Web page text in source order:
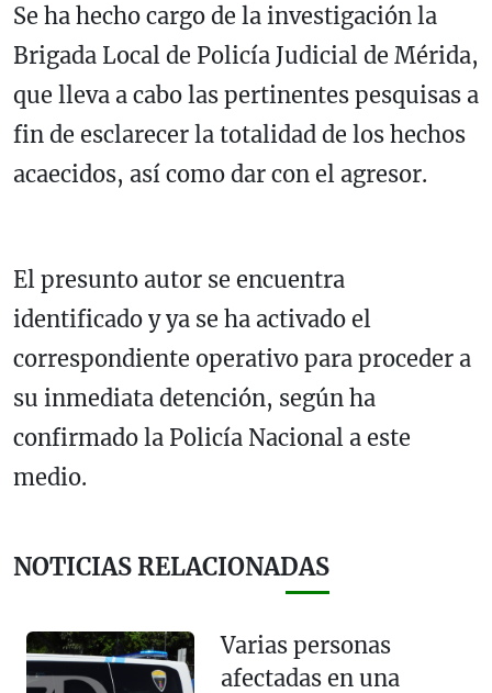
Se ha hecho cargo de la investigación la
Brigada Local de Policía Judicial de Mérida,
que lleva a cabo las pertinentes pesquisas a
fin de esclarecer la totalidad de los hechos
acaecidos, así como dar con el agresor.
El presunto autor se encuentra
identificado y ya se ha activado el
correspondiente operativo para proceder a
su inmediata detención, según ha
confirmado la Policía Nacional a este
medio.
NOTICIAS RELACIONADAS
Varias personas
afectadas en una